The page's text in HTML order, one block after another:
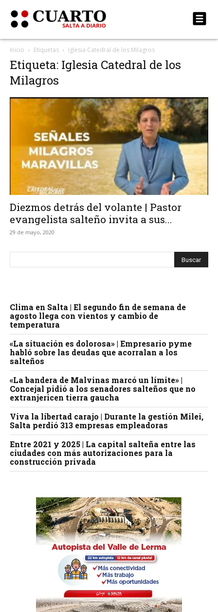
Inicio Etiquetas Iglesia Catedral de los Milagros
Etiqueta: Iglesia Catedral de los
Milagros
Diezmos detrás del volante | Pastor
evangelista salteño invita a sus...
29 de mayo, 2020
Clima en Salta | El segundo fin de semana de
agosto llega con vientos y cambio de
temperatura
«La situación es dolorosa» | Empresario pyme
habló sobre las deudas que acorralan a los
salteños
«La bandera de Malvinas marcó un límite» |
Concejal pidió a los senadores salteños que no
extranjericen tierra gaucha
Viva la libertad carajo | Durante la gestión Milei,
Salta perdió 313 empresas empleadoras
Entre 2021 y 2025 | La capital salteña entre las
ciudades con más autorizaciones para la
construcción privada